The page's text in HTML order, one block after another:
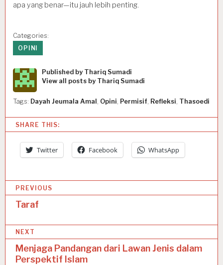
apa yang benar—itu jauh lebih penting.
Categories:
OPINI
Published by Thariq Sumadi
View all posts by Thariq Sumadi
Tags: Dayah Jeumala Amal , Opini, Permisif, Refleksi, Thasoedi
SHARE THIS:
Twitter Facebook WhatsApp
o
s
t
n
PREVIOUS
Taraf
NEXT
Menjaga Pandangan dari Lawan Jenis dalam
Perspektif Islam